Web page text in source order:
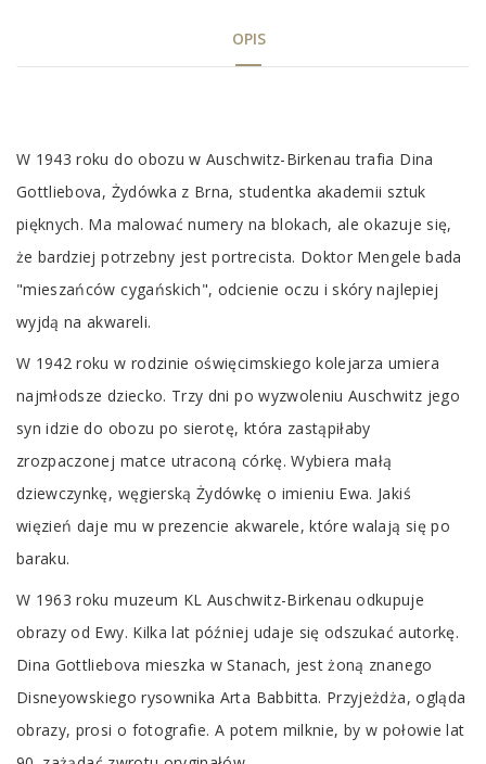
OPIS
Tab
Article
W 1943 roku do obozu w Auschwitz-Birkenau trafia Dina
Gottliebova, Żydówka z Brna, studentka akademii sztuk
pięknych. Ma malować numery na blokach, ale okazuje się,
że bardziej potrzebny jest portrecista. Doktor Mengele bada
"mieszańców cygańskich", odcienie oczu i skóry najlepiej
wyjdą na akwareli.
W 1942 roku w rodzinie oświęcimskiego kolejarza umiera
najmłodsze dziecko. Trzy dni po wyzwoleniu Auschwitz jego
syn idzie do obozu po sierotę, która zastąpiłaby
zrozpaczonej matce utraconą córkę. Wybiera małą
dziewczynkę, węgierską Żydówkę o imieniu Ewa. Jakiś
więzień daje mu w prezencie akwarele, które walają się po
baraku.
W 1963 roku muzeum KL Auschwitz-Birkenau odkupuje
obrazy od Ewy. Kilka lat później udaje się odszukać autorkę.
Dina Gottliebova mieszka w Stanach, jest żoną znanego
Disneyowskiego rysownika Arta Babbitta. Przyjeżdża, ogląda
obrazy, prosi o fotografie. A potem milknie, by w połowie lat